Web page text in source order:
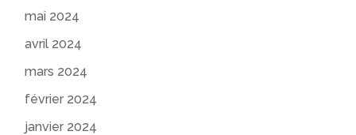
mai 2024
avril 2024
mars 2024
février 2024
janvier 2024